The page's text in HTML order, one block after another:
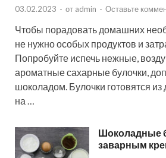
03.02.2023 - от admin - Оставьте
Чтобы порадовать домашних
не нужно особых продуктов и
Попробуйте испечь нежные,
ароматные сахарные булочки,
шоколадом. Булочки готовятся из
на …
Шоколадные
заварным